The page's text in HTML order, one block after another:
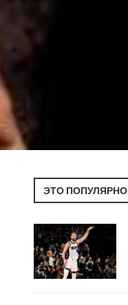
ЭТО ПОПУЛЯРНО